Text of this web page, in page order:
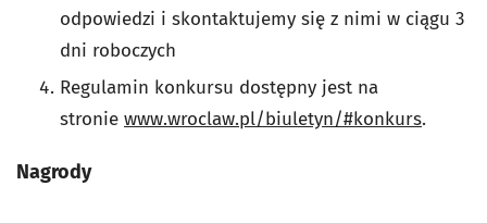
odpowiedzi i skontaktujemy się z nimi w ciągu 3
dni roboczych
Regulamin konkursu dostępny jest na
stronie www.wroclaw.pl/biuletyn/#konkurs.
Nagrody